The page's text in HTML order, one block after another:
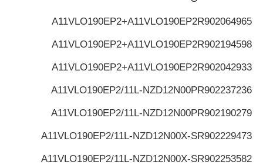
R902064965
A11VLO190EP2+A11VLO190EP2
R902194598
A11VLO190EP2+A11VLO190EP2
R902042933
A11VLO190EP2+A11VLO190EP2
R902237236
A11VLO190EP2/11L-NZD12N00P
R902190279
A11VLO190EP2/11L-NZD12N00P
R902229473
A11VLO190EP2/11L-NZD12N00X-S
R902253582
A11VLO190EP2/11L-NZD12N00X-S